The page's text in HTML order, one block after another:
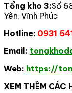
Tổng kho 3:Số
Yên, Vĩnh Phúc
Hotline: 0931
Email:
Web: https://
XEM THÊM CÁC